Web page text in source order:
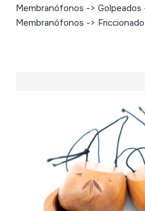
Membranófonos -> Golpeados
Membranófonos ->